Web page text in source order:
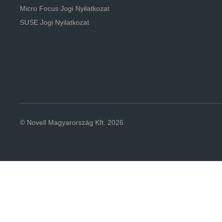
Micro Focus Jogi Nyilatkozat
SUSE Jogi Nyilatkozat
© Novell Magyarország Kft. 2026